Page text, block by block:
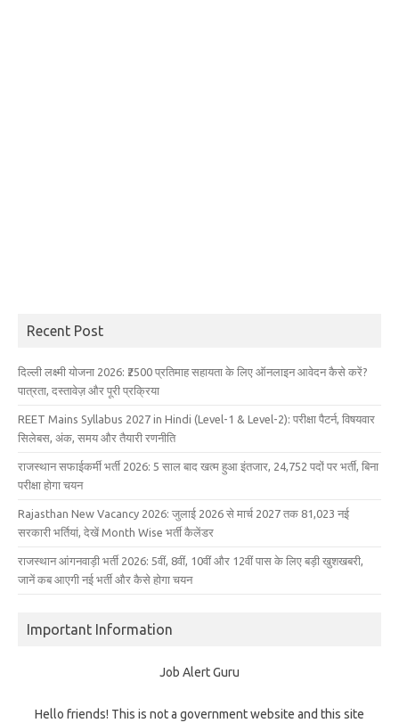
Recent Post
दिल्ली लक्ष्मी योजना 2026: ₹2500 प्रतिमाह सहायता के लिए ऑनलाइन आवेदन कैसे करें?
पात्रता, दस्तावेज़ और पूरी प्रक्रिया
REET Mains Syllabus 2027 in Hindi (Level-1 & Level-2): परीक्षा पैटर्न, विषयवार
सिलेबस, अंक, समय और तैयारी रणनीति
राजस्थान सफाईकर्मी भर्ती 2026: 5 साल बाद खत्म हुआ इंतजार, 24,752 पदों पर भर्ती, बिना
परीक्षा होगा चयन
Rajasthan New Vacancy 2026: जुलाई 2026 से मार्च 2027 तक 81,023 नई
सरकारी भर्तियां, देखें Month Wise भर्ती कैलेंडर
राजस्थान आंगनवाड़ी भर्ती 2026: 5वीं, 8वीं, 10वीं और 12वीं पास के लिए बड़ी खुशखबरी,
जानें कब आएगी नई भर्ती और कैसे होगा चयन
Important Information
Job Alert Guru
Hello friends! This is not a government website and this site